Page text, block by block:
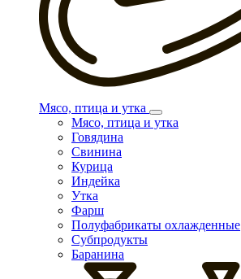
Мясо, птица и утка
Мясо, птица и утка
Говядина
Свинина
Курица
Индейка
Утка
Фарш
Полуфабрикаты охлажденные
Субпродукты
Баранина